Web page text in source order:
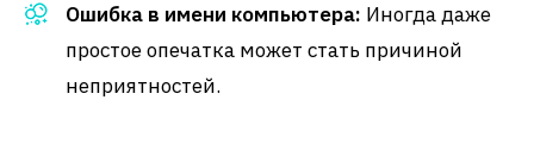
Ошибка в имени компьютера: Иногда даже
простое опечатка может стать причиной
неприятностей.